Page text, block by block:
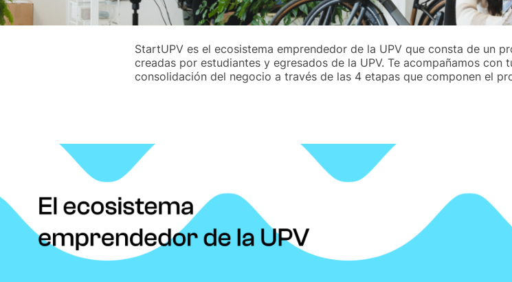
StartUPV es el ecosistema emprendedor de la UPV que consta de un
creadas por estudiantes y egresados de la UPV. Te acompañamos
consolidación del negocio a través de las 4 etapas que componen el